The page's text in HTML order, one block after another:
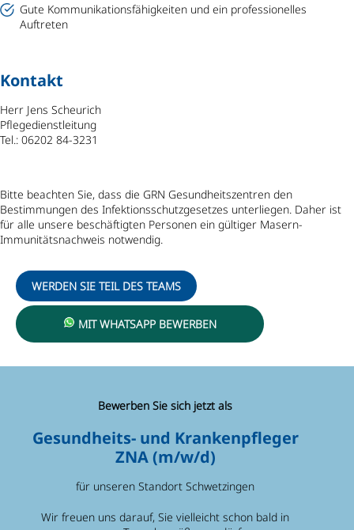
Gute Kommunikationsfähigkeiten und ein professionelles
Auftreten
Kontakt
Herr Jens Scheurich
Pflegedienstleitung
Tel.: 06202 84-3231
Bitte beachten Sie, dass die GRN Gesundheitszentren den
Bestimmungen des Infektionsschutzgesetzes unterliegen. Daher ist
für alle unsere beschäftigten Personen ein gültiger Masern-
Immunitätsnachweis notwendig.
WERDEN SIE TEIL DES TEAMS
MIT WHATSAPP BEWERBEN
Bewerben Sie sich jetzt als
Gesundheits- und Krankenpfleger
ZNA (m/w/d)
für unseren Standort Schwetzingen
Wir freuen uns darauf, Sie vielleicht schon bald in